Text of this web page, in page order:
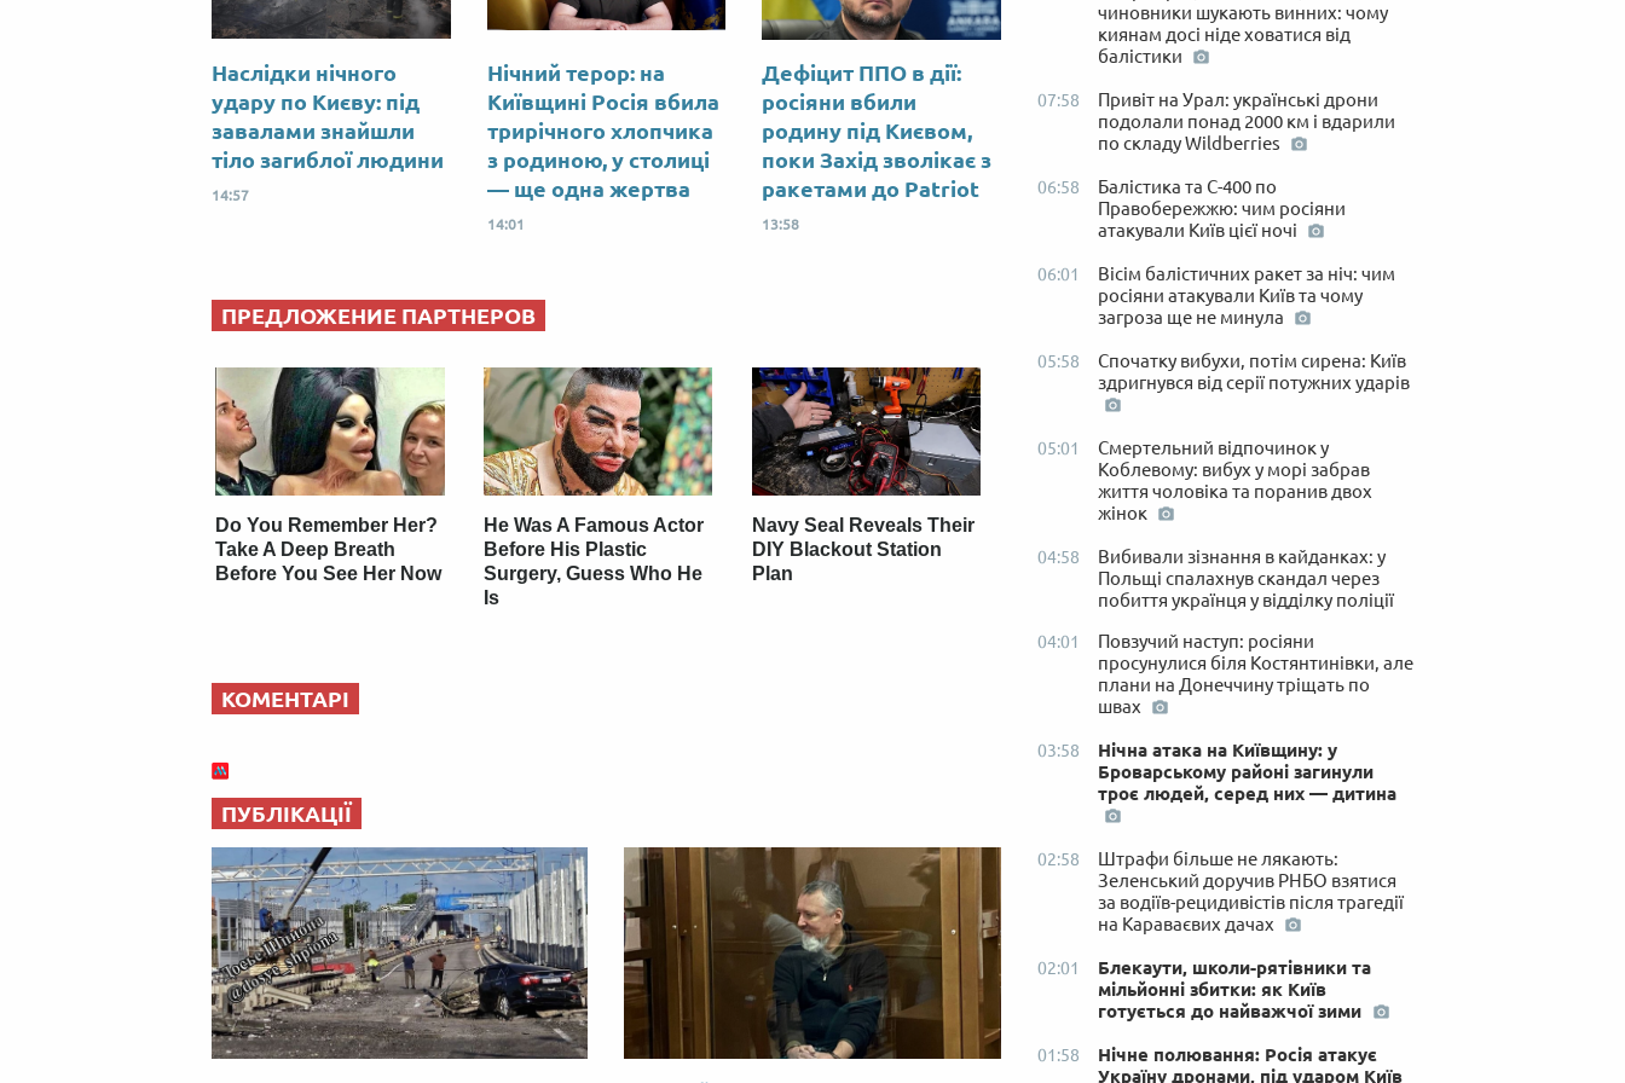
Наслідки нічного
удару по Києву: під
завалами знайшли
тіло загиблої людини
14:57
Нічний терор: на
Київщині Росія вбила
трирічного хлопчика
з родиною, у столиці
— ще одна жертва
14:01
Дефіцит ППО в дії:
росіяни вбили
родину під Києвом,
поки Захід зволікає з
ракетами до Patriot
13:58
ПРЕДЛОЖЕНИЕ ПАРТНЕРОВ
Do You Remember Her?
Take A Deep Breath
Before You See Her Now
He Was A Famous Actor
Before His Plastic
Surgery, Guess Who He
Is
Navy Seal Reveals Their
DIY Blackout Station
Plan
КОМЕНТАРІ
ПУБЛІКАЦІЇ
чиновники шукають винних: чому
киянам досі ніде ховатися від
балістики
07:58
Привіт на Урал: українські дрони
подолали понад 2000 км і вдарили
по складу Wildberries
06:58
Балістика та С-400 по
Правобережжю: чим росіяни
атакували Київ цієї ночі
06:01
Вісім балістичних ракет за ніч: чим
росіяни атакували Київ та чому
загроза ще не минула
05:58
Спочатку вибухи, потім сирена: Київ
здригнувся від серії потужних ударів
05:01
Смертельний відпочинок у
Коблевому: вибух у морі забрав
життя чоловіка та поранив двох
жінок
04:58
Вибивали зізнання в кайданках: у
Польщі спалахнув скандал через
побиття українця у відділку поліції
04:01
Повзучий наступ: росіяни
просунулися біля Костянтинівки, але
плани на Донеччину тріщать по
швах
03:58
Нічна атака на Київщину: у
Броварському районі загинули
троє людей, серед них — дитина
02:58
Штрафи більше не лякають:
Зеленський доручив РНБО взятися
за водіїв-рецидивістів після трагедії
на Караваєвих дачах
02:01
Блекаути, школи-рятівники та
мільйонні збитки: як Київ
готується до найважчої зими
01:58
Нічне полювання: Росія атакує
Україну дронами, під ударом Київ